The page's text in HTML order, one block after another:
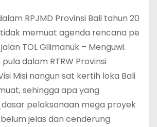
RPJMD Provinsi Bali tahun 20
tidak memuat agenda rencana pe
TOL Gilimanuk – Menguwi.
dalam RTRW Provinsi
Misi nangun sat kertih loka Bali
sehingga apa yang
pelaksanaan mega proyek
jelas dan cenderung